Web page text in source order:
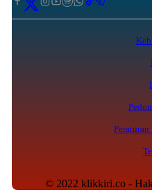
Peraturan
© 2022 klikkiri.co -